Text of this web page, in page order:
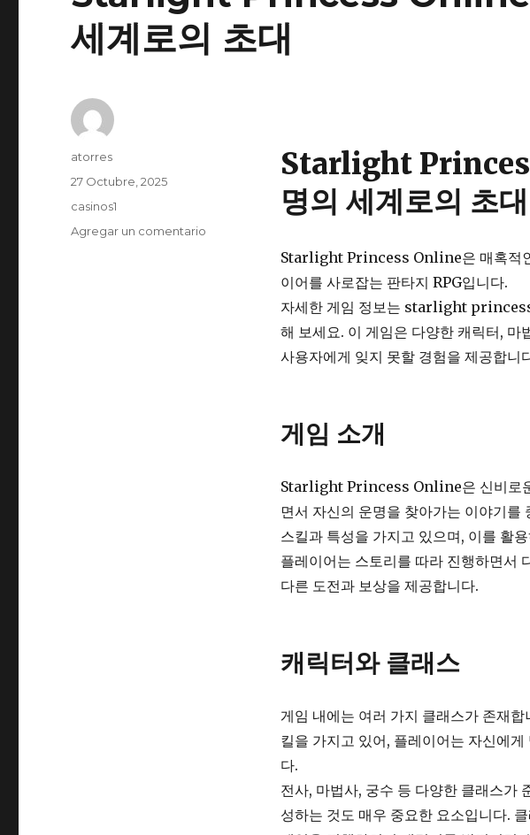
세계로의 초대
Starlight
명의 세계로의 초대
Starlight Princess Online은 매혹적
이어를 사로잡는 판타지 RPG입니다.
자세한 게임 정보는 starlight
해 보세요. 이 게임은 다양한 캐릭터, 마
사용자에게 잊지 못할 경험을 제공합니
게임 소개
Starlight Princess Online은 신비로운
면서 자신의 운명을 찾아가는 이야기를
스킬과 특성을 가지고 있으며, 이를 활
플레이어는 스토리를 따라 진행하면서
다른 도전과 보상을 제공합니다.
캐릭터와 클래스
게임 내에는 여러 가지 클래스가 존재
킬을 가지고 있어, 플레이어는 자신에
다.
전사, 마법사, 궁수 등 다양한 클래스가
성하는 것도 매우 중요한 요소입니다.
Autor
atorres
Publicado
27 Octubre, 2025
Categorías
casinos1
Agregar un comentario